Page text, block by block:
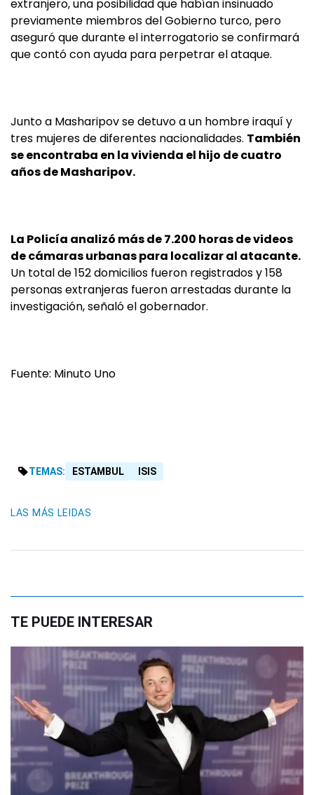
extranjero, una posibilidad que habían insinuado
previamente miembros del Gobierno turco, pero
aseguró que durante el interrogatorio se confirmará
que contó con ayuda para perpetrar el ataque.
Junto a Masharipov se detuvo a un hombre iraquí y
tres mujeres de diferentes nacionalidades. También
se encontraba en la vivienda el hijo de cuatro
años de Masharipov.
La Policía analizó más de 7.200 horas de videos
de cámaras urbanas para localizar al atacante.
Un total de 152 domicilios fueron registrados y 158
personas extranjeras fueron arrestadas durante la
investigación, señaló el gobernador.
Fuente: Minuto Uno
TEMAS: ESTAMBUL ISIS
LAS MÁS LEIDAS
TE PUEDE INTERESAR